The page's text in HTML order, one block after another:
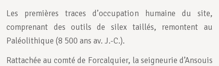
Les premières traces d’occupation humaine du site,
comprenant des outils de silex taillés, remontent au
Paléolithique (8 500 ans av. J.-C.).
Rattachée au comté de Forcalquier, la seigneurie d’Ansouis